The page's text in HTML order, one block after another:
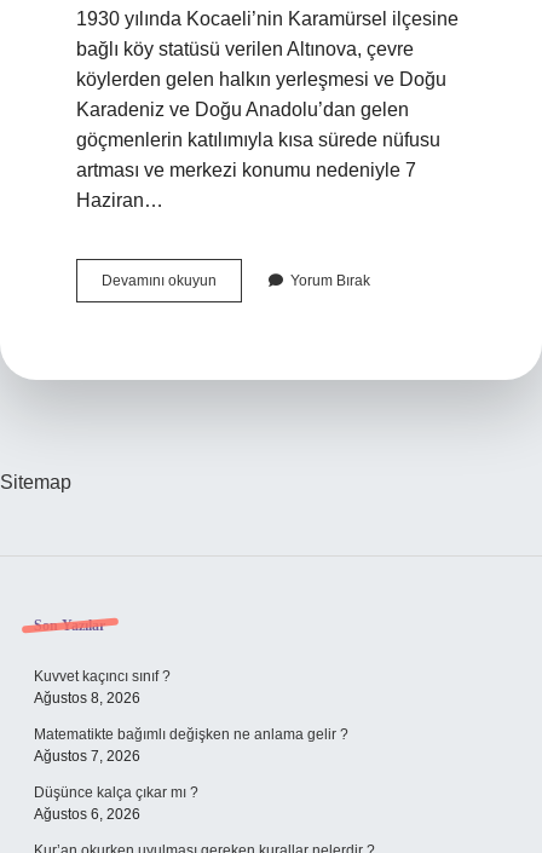
1930 yılında Kocaeli’nin Karamürsel ilçesine
bağlı köy statüsü verilen Altınova, çevre
köylerden gelen halkın yerleşmesi ve Doğu
Karadeniz ve Doğu Anadolu’dan gelen
göçmenlerin katılımıyla kısa sürede nüfusu
artması ve merkezi konumu nedeniyle 7
Haziran…
Devamını okuyun
Hangi
Yorum Bırak
Sitemap
Sidebar
Son Yazılar
Kuvvet kaçıncı sınıf ?
Ağustos 8, 2026
Matematikte bağımlı değişken ne anlama gelir ?
Ağustos 7, 2026
Düşünce kalça çıkar mı ?
Ağustos 6, 2026